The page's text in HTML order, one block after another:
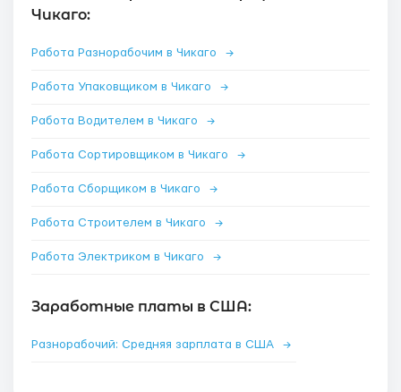
Чикаго:
Работа Разнорабочим в Чикаго →
Работа Упаковщиком в Чикаго →
Работа Водителем в Чикаго →
Работа Сортировщиком в Чикаго →
Работа Сборщиком в Чикаго →
Работа Строителем в Чикаго →
Работа Электриком в Чикаго →
Заработные платы в США:
Разнорабочий: Средняя зарплата в США →